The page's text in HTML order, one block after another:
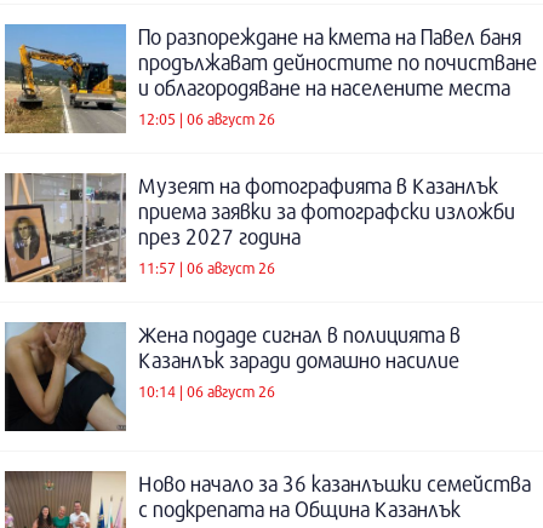
По разпореждане на кмета на Павел баня
продължават дейностите по почистване
и облагородяване на населените места
12:05 | 06 август 26
Музеят на фотографията в Казанлък
приема заявки за фотографски изложби
през 2027 година
11:57 | 06 август 26
Жена подаде сигнал в полицията в
Казанлък заради домашно насилие
10:14 | 06 август 26
Ново начало за 36 казанлъшки семейства
с подкрепата на Община Казанлък